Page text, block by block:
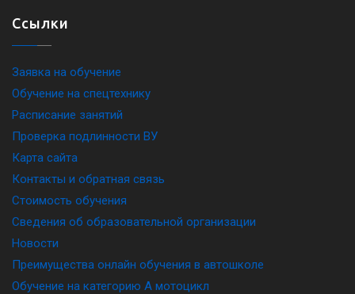
Ссылки
Заявка на обучение
Обучение на спецтехнику
Расписание занятий
Проверка подлинности ВУ
Карта сайта
Контакты и обратная связь
Стоимость обучения
Сведения об образовательной организации
Новости
Преимущества онлайн обучения в автошколе
Обучение на категорию A мотоцикл